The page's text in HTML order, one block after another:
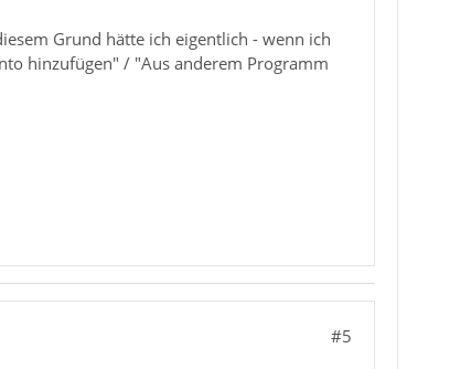
Grund hätte ich eigentlich - wenn ich
hinzufügen" / "Aus anderem Programm
#5